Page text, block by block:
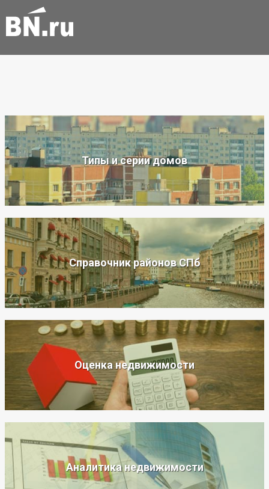
Типы и серии домов
Справочник районов СПб
Оценка недвижимости
Аналитика недвижимости